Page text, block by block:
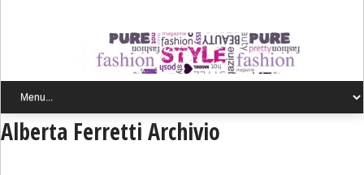
Alberta Ferretti Archivio